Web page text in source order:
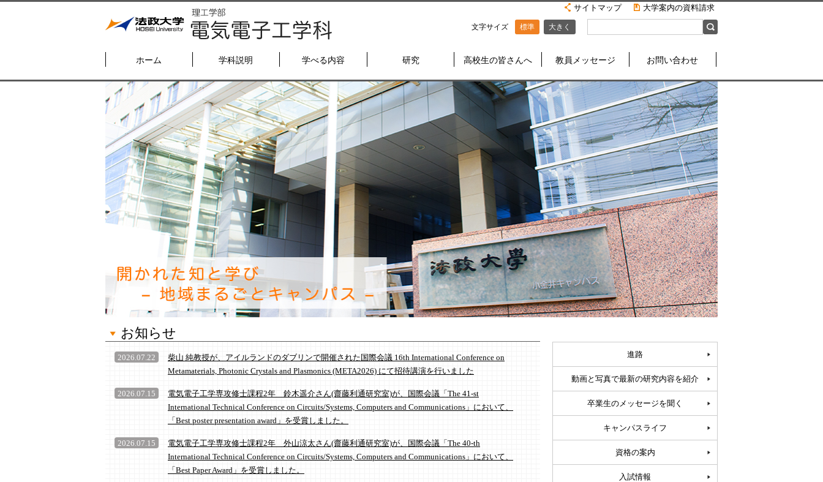
サイトマップ 大学案内の資料請求
文字サイズ 標準 大きく
ホーム 学科説明 学べる内容 研究 高校生の皆さんへ 教員メッセージ お問い合わせ
お知らせ
2026.07.22
柴山 純教授が、アイルランドのダブリンで開催された国際会議 16th International Conference on
Metamaterials, Photonic Crystals and Plasmonics (META2026) にて招待講演を行いました
2026.07.15
電気電子工学専攻修士課程2年 鈴木遥介さん(齋藤利通研究室)が、国際会議「The 41-st
International Technical Conference on Circuits/Systems, Computers and Communications」において、
「Best poster presentation award」を受賞しました。
2026.07.15
電気電子工学専攻修士課程2年 外山涼太さん(齋藤利通研究室)が、国際会議「The 40-th
International Technical Conference on Circuits/Systems, Computers and Communications」において、
「Best Paper Award」を受賞しました。
進路
動画と写真で最新の研究内容を紹介
卒業生のメッセージを聞く
キャンパスライフ
資格の案内
入試情報